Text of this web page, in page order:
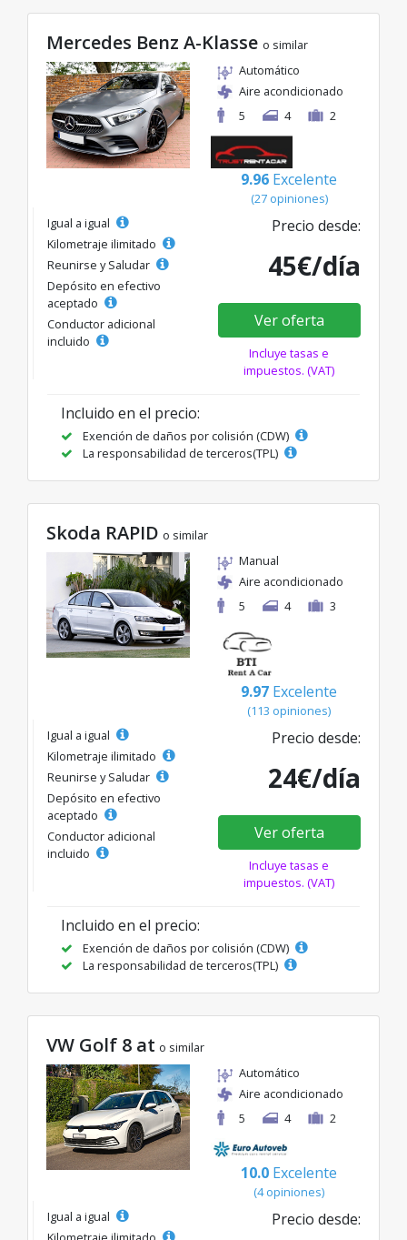
Mercedes Benz A-Klasse o similar
Automático
Aire acondicionado
5
4 2
9.96 Excelente
(27 opiniones)
Igual a igual
Kilometraje ilimitado
Reunirse y Saludar
Depósito en efectivo
aceptado
Conductor adicional
incluido
Precio desde:
45€/día
Ver oferta
Incluye tasas e
impuestos. (VAT)
Incluido en el precio:
Exención de daños por colisión (CDW)
La responsabilidad de terceros(TPL)
Skoda RAPID o similar
Manual
Aire acondicionado
5
4 3
9.97 Excelente
(113 opiniones)
Igual a igual
Kilometraje ilimitado
Reunirse y Saludar
Depósito en efectivo
aceptado
Conductor adicional
incluido
Precio desde:
24€/día
Ver oferta
Incluye tasas e
impuestos. (VAT)
Incluido en el precio:
Exención de daños por colisión (CDW)
La responsabilidad de terceros(TPL)
VW Golf 8 at o similar
Automático
Aire acondicionado
5
4 2
10.0 Excelente
(4 opiniones)
Igual a igual
Precio desde: